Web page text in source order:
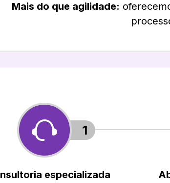
Mais do que agilidade:
1
especializada